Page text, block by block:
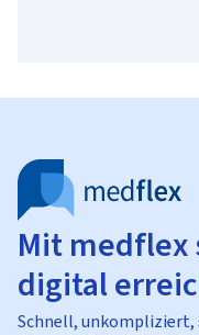
Mit medflex
digital
Schnell, unkompliziert,